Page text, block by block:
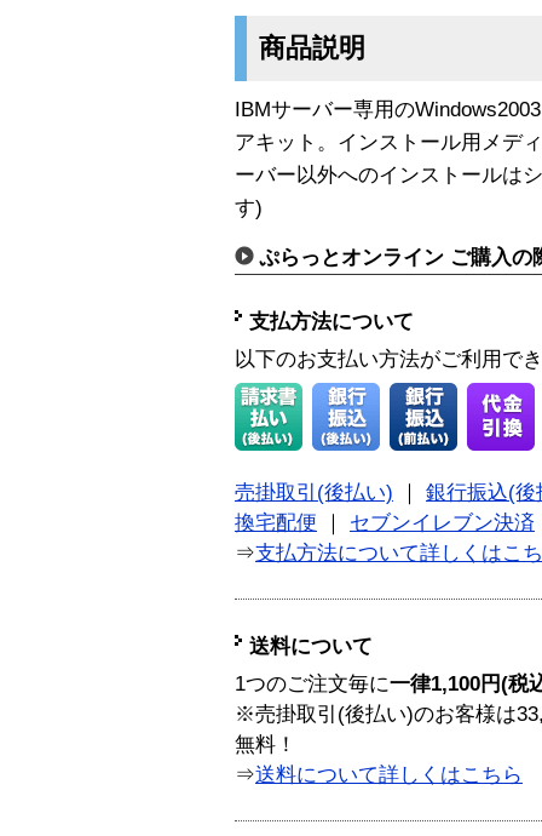
商品説明
IBMサーバー専用の
アキット。インストール用メデ
ーバー以外へのインストールは
す)
ぷらっとオンライン ご購入の
支払方法について
以下のお支払い方法がご利用で
売掛取引(後払い)
銀行振込(後
換宅配便
セブンイレブン決済
⇒支払方法について詳しくはこ
送料について
1つのご注文毎に一律1,100円(税
※売掛取引(後払い)のお客様は
無料！
⇒送料について詳しくはこちら